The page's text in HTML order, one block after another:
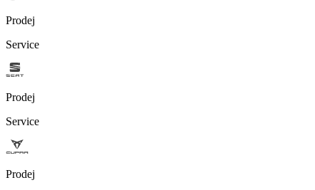
Prodej
Service
Prodej
Service
Prodej